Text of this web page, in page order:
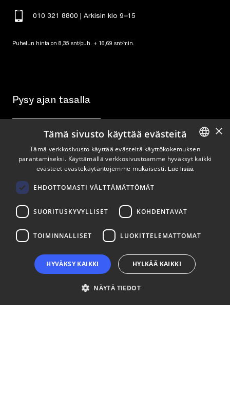
010 321 8800 | Arkisin klo 9–15
Puhelun hinta on 8,35 snt/puh. + 16,69 snt/min.
Pysy ajan tasalla
Tilaa uutiskirje
Seuraa meitä
LinkedIn Facebook Instagram
ENGLISH
×
Tämä sivusto käyttää evästeitä
Tämä verkkosivusto käyttää evästeitä käyttökokemuksen
parantamiseksi. Käyttämällä verkkosivustoamme hyväksyt kaikki
evästeet evästekäytäntöjemme mukaisesti.Lue lisää
EHDOTTOMASTI VÄLTTÄMÄTTÖMÄT
SUORITUSKYVYLLISET KOHDENTAVAT
TOIMINNALLISET LUOKITTELEMATTOMAT
HYVÄKSY KAIKKI HYLKÄÄ KAIKKI
NÄYTÄ TIEDOT